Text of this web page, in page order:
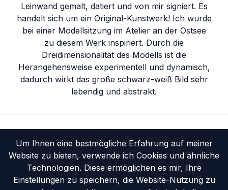
Leinwand gemalt, datiert und von mir signiert. Es
handelt sich um ein Original-Kunstwerk! Ich wurde
bei einer Modellsitzung im Atelier an der Ostsee
zu diesem Werk inspiriert. Durch die
Dreidimensionalität des Modells ist die
Herangehensweise experimentell und dynamisch,
dadurch wirkt das große schwarz-weiß Bild sehr
lebendig und abstrakt.
Um Ihnen eine bestmögliche Erfahrung auf meiner
Website zu bieten, verwende ich Cookies und ähnliche
Technologien. Diese ermöglichen es mir, Ihre
Einstellungen zu speichern, die Website-Nutzung zu
Startseite Portfolio
Vita Ausstellungen
Kontakt Impressum